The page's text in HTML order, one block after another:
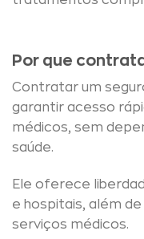
Por que
Contratar um
garantir acesso
médicos, sem
saúde.
Ele oferece
e hospitais, além
serviços médicos.